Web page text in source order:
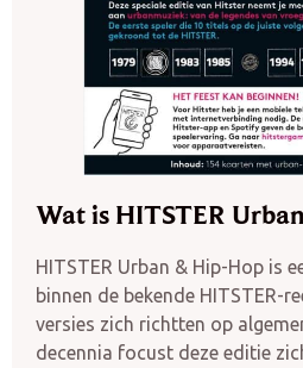
Wat is HITSTER
HITSTER Urban & Hip-Hop is
binnen de bekende HITSTER-
versies zich richtten op
decennia focust deze editie